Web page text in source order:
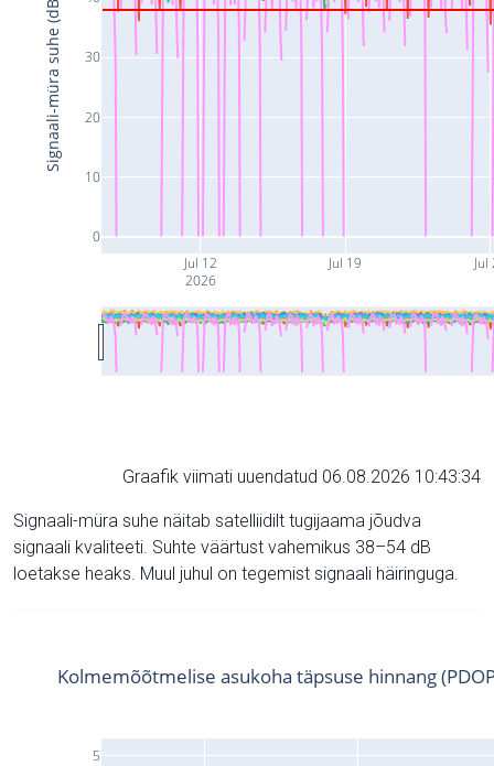
Jul 12
2026
Jul 19 Jul
0
10
20
30
Signaali-müra suhe (dB)
Graafik viimati uuendatud 06.08.2026 10:43:34
Signaali-müra suhe näitab satelliidilt tugijaama jõudva
signaali kvaliteeti. Suhte väärtust vahemikus 38–54 dB
loetakse heaks. Muul juhul on tegemist signaali häiringuga.
5
Kolmemõõtmelise asukoha täpsuse hinnang